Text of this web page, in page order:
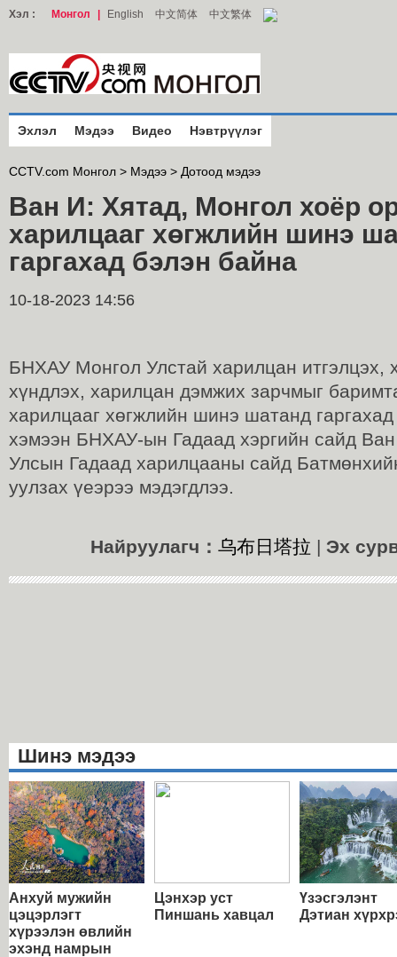
Хэл : Монгол English 中文简体 中文繁体
Эхлэл Мэдээ Видео Нэвтрүүлэг
CCTV.com Монгол > Мэдээ > Дотоод мэдээ
Ван И: Хятад, Монгол хоёр
харилцааг хөгжлийн шинэ
гаргахад бэлэн байна
10-18-2023 14:56
БНХАУ Монгол Улстай харилцан итгэлцэх,
хүндлэх, харилцан дэмжих зарчмыг
харилцааг хөгжлийн шинэ шатанд
хэмээн БНХАУ-ын Гадаад хэргийн сайд
Улсын Гадаад харилцааны сайд
уулзах үеэрээ мэдэгдлээ.
Найруулагч： 乌布日塔拉 | Эх
Шинэ мэдээ
Анхуй мужийн
цэцэрлэгт
хүрээлэн өвлийн
эхэнд намрын
Цэнхэр уст
Пиншань хавцал
Үзэсгэлэнт
Дэтиан